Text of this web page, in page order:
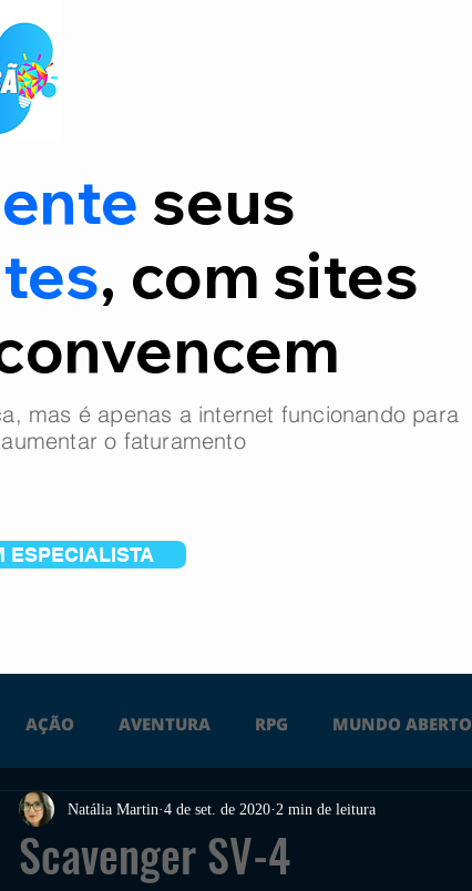
seus
, com sites
mas é apenas a internet funcionando para
o faturamento
ESPECIALISTA
AÇÃO AVENTURA RPG MUNDO ABERTO
TERROR PC PS4 PS5
Scavenger SV-4
Natália Martin 4 de set. de 2020 2 min de leitura